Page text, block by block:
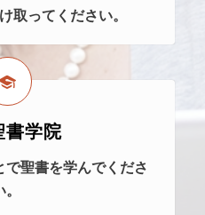
取ってください。
書学院
聖書を学んでくださ